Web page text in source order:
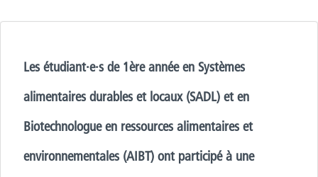
Les étudiant·e·s de 1ère année en Systèmes
alimentaires durables et locaux (SADL) et en
Biotechnologue en ressources alimentaires et
environnementales (AIBT) ont participé à une